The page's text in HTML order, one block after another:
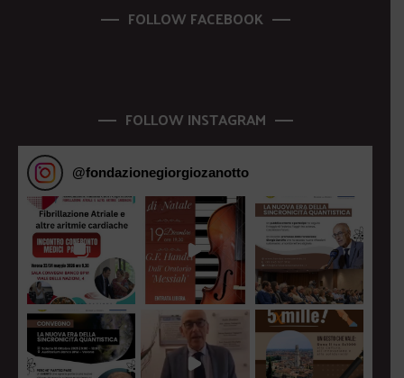
FOLLOW FACEBOOK
FOLLOW INSTAGRAM
@fondazionegiorgiozanotto